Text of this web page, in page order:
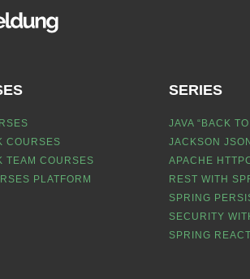
COURSES
TEAM COURSES
PLATFORM
SERIES
JAVA “BACK
JACKSON
APACHE
REST WITH
SPRING
SECURITY
SPRING